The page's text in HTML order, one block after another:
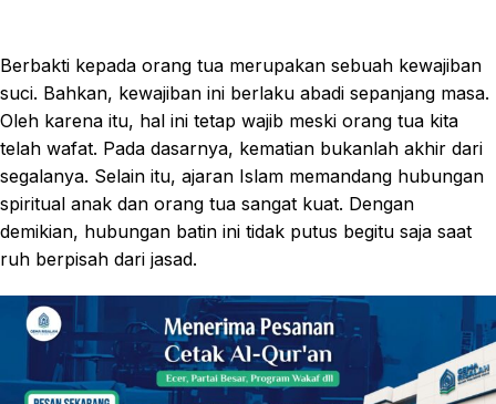
Berbakti kepada orang tua merupakan sebuah kewajiban
suci. Bahkan, kewajiban ini berlaku abadi sepanjang masa.
Oleh karena itu, hal ini tetap wajib meski orang tua kita
telah wafat. Pada dasarnya, kematian bukanlah akhir dari
segalanya. Selain itu, ajaran Islam memandang hubungan
spiritual anak dan orang tua sangat kuat. Dengan
demikian, hubungan batin ini tidak putus begitu saja saat
ruh berpisah dari jasad.